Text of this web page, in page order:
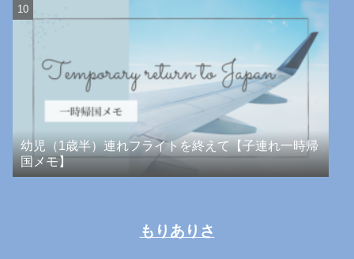
幼児（1歳半）連れフライトを終えて【子連れ一時帰
国メモ】
もりありさ